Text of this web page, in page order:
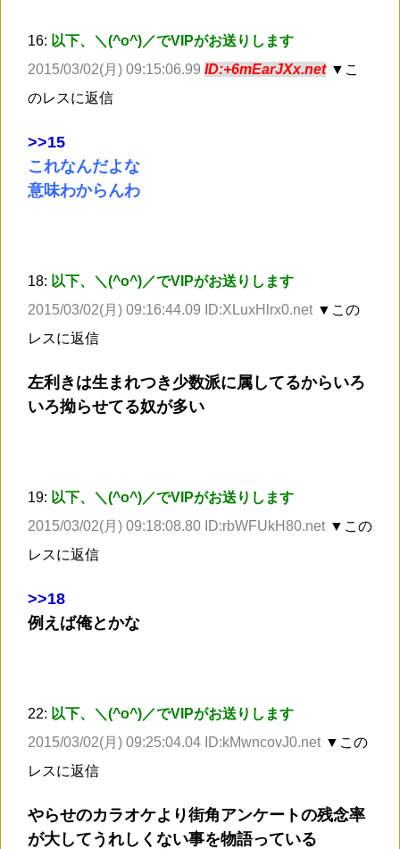
16: 以下、＼(^o^)／でVIPがお送りします
2015/03/02(月) 09:15:06.99 ID:+6mEarJXx.net ▼こ
のレスに返信
>>15
これなんだよな
意味わからんわ
18: 以下、＼(^o^)／でVIPがお送りします
2015/03/02(月) 09:16:44.09 ID:XLuxHlrx0.net ▼この
レスに返信
左利きは生まれつき少数派に属してるからいろ
いろ拗らせてる奴が多い
19: 以下、＼(^o^)／でVIPがお送りします
2015/03/02(月) 09:18:08.80 ID:rbWFUkH80.net ▼この
レスに返信
>>18
例えば俺とかな
22: 以下、＼(^o^)／でVIPがお送りします
2015/03/02(月) 09:25:04.04 ID:kMwncovJ0.net ▼この
レスに返信
やらせのカラオケより街角アンケートの残念率
が大してうれしくない事を物語っている